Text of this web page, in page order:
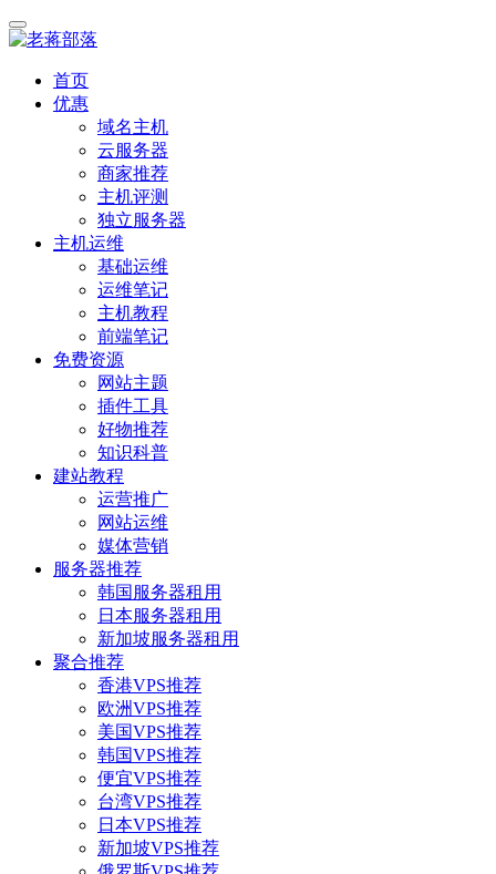
首页
优惠
域名主机
云服务器
商家推荐
主机评测
独立服务器
主机运维
基础运维
运维笔记
主机教程
前端笔记
免费资源
网站主题
插件工具
好物推荐
知识科普
建站教程
运营推广
网站运维
媒体营销
服务器推荐
韩国服务器租用
日本服务器租用
新加坡服务器租用
聚合推荐
香港VPS推荐
欧洲VPS推荐
美国VPS推荐
韩国VPS推荐
便宜VPS推荐
台湾VPS推荐
日本VPS推荐
新加坡VPS推荐